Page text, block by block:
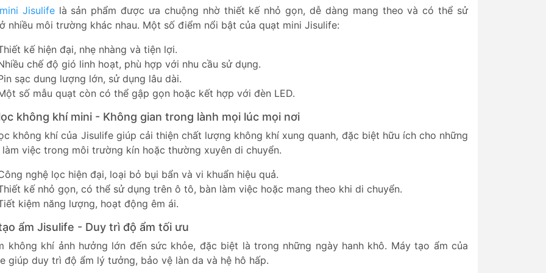
Jisulifelà sản phẩm được ưa chuộng nhờ thiết kế nhỏ gọn, dễ dàng mang theo và có thể sử
nhiều môi trường khác nhau. Một số điểm nổi bật của quạt mini Jisulife:
kế hiện đại, nhẹ nhàng và tiện lợi.
chế độ gió linh hoạt, phù hợp với nhu cầu sử dụng.
sạc dung lượng lớn, sử dụng lâu dài.
số mẫu quạt còn có thể gập gọn hoặc kết hợp với đèn LED.
không khí mini - Không gian trong lành mọi lúc mọi nơi
không khí của Jisulife giúp cải thiện chất lượng không khí xung quanh, đặc biệt hữu ích cho những
việc trong môi trường kín hoặc thường xuyên di chuyển.
nghệ lọc hiện đại, loại bỏ bụi bẩn và vi khuẩn hiệu quả.
kế nhỏ gọn, có thể sử dụng trên ô tô, bàn làm việc hoặc mang theo khi di chuyển.
kiệm năng lượng, hoạt động êm ái.
ẩm Jisulife - Duy trì độ ẩm tối ưu
không khí ảnh hưởng lớn đến sức khỏe, đặc biệt là trong những ngày hanh khô. Máy tạo ẩm của
giúp duy trì độ ẩm lý tưởng, bảo vệ làn da và hệ hô hấp.